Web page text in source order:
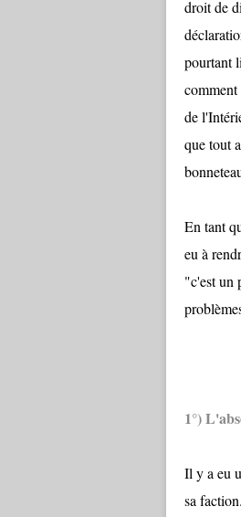
droit de
pourtant
de
que tout
En tant
eu à
"c'est un
1°)
Il y a eu
sa